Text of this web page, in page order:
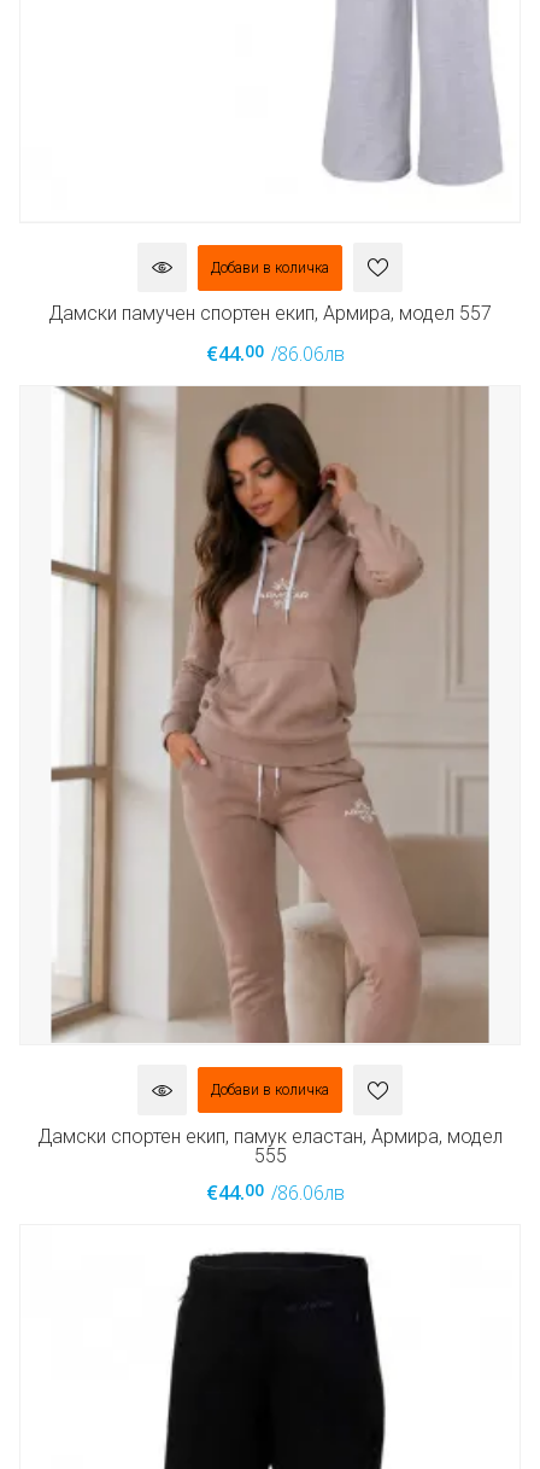
Добави в количка
Дамски памучен спортен екип, Армира, модел 557
€44.00 /86.06лв
Добави в количка
Дамски спортен екип, памук еластан, Армира, модел
555
€44.00 /86.06лв